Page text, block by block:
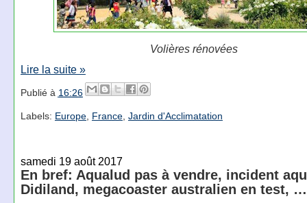
Volières rénovées
Lire la suite »
Publié à 16:26
Labels: Europe, France, Jardin d'Acclimatation
samedi 19 août 2017
En bref: Aqualud pas à vendre, incident
Didiland, megacoaster australien en test, …